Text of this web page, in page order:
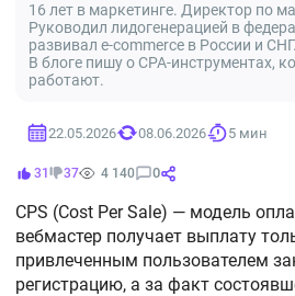
16 лет в маркетинге. Директор по
Руководил лидогенерацией в
развивал e-commerce в России и
В блоге пишу о CPA-инструментах,
работают.
22.05.2026 08.06.2026 5 мин
31 37 4 140 0
CPS (Cost Per Sale) — модель
вебмастер получает выплату
привлеченным пользователем
регистрацию, а за факт